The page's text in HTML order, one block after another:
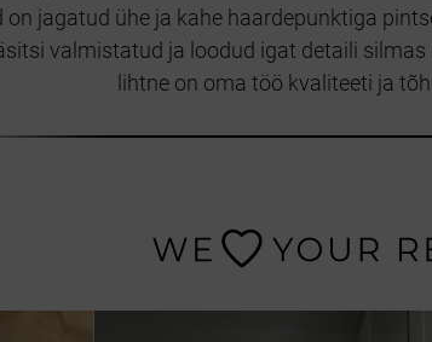
on jagatud ühe ja kahe haardepunktiga
valmistatud ja loodud igat detaili
lihtne on oma töö kvaliteeti ja